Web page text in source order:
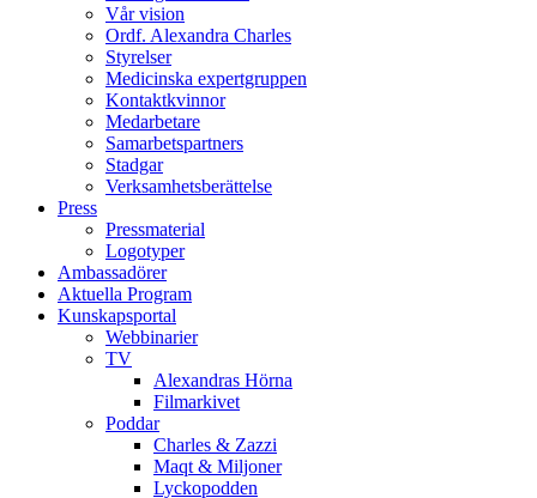
Vår vision
Ordf. Alexandra Charles
Styrelser
Medicinska expertgruppen
Kontaktkvinnor
Medarbetare
Samarbetspartners
Stadgar
Verksamhetsberättelse
Press
Pressmaterial
Logotyper
Ambassadörer
Aktuella Program
Kunskapsportal
Webbinarier
TV
Alexandras Hörna
Filmarkivet
Poddar
Charles & Zazzi
Maqt & Miljoner
Lyckopodden